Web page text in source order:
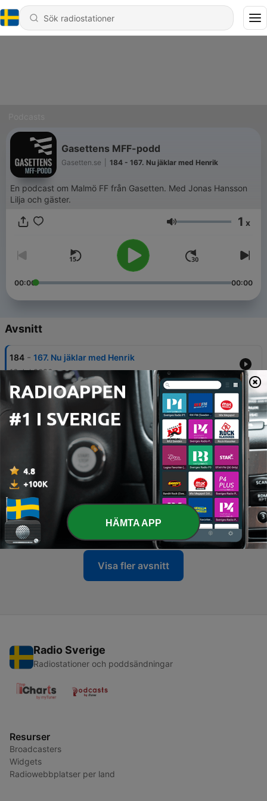
Gasettens MFF-podd
Gasetten.se 184 - 167. Nu jäklar med Henrik
En podcast om Malmö FF från Gasetten. Med Jonas Hansson
Lilja och gäster.
Volym 1 x
00:00 00:00
Avsnitt
184 - 167. Nu jäklar med Henrik
16 Jul 2026
183 - 166. Helstrup-frågelåda med Jonas
165. P19 koll med Magnus
181 - 164. Sen då? med Henrik
10 Jun 2026
180 - 163. Spelarnas känslor med Pär
02 Jun 2026
Visa fler avsnitt
Radio Sverige
Radiostationer och poddsändningar
Resurser
Broadcasters
Widgets
Radiowebbplatser per land
HÄMTA APP